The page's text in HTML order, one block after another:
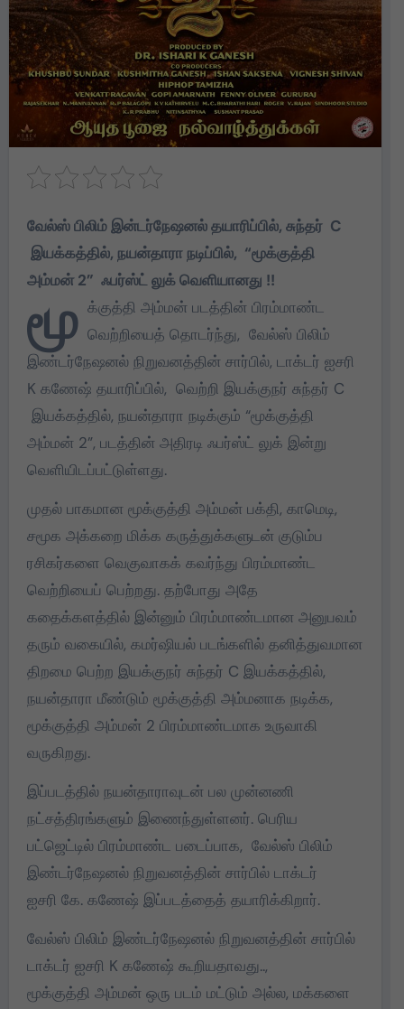
வேல்ஸ் பிலிம் இன்டர்நேஷனல் தயாரிப்பில், சுந்தர் C
இயக்கத்தில், நயன்தாரா நடிப்பில், “மூக்குத்தி
அம்மன் 2” ஃபர்ஸ்ட் லுக் வெளியானது !!
மூ க்குத்தி அம்மன் படத்தின் பிரம்மாண்ட
வெற்றியைத் தொடர்ந்து, வேல்ஸ் பிலிம்
இண்டர்நேஷனல் நிறுவனத்தின் சார்பில், டாக்டர் ஐசரி
K கணேஷ் தயாரிப்பில், வெற்றி இயக்குநர் சுந்தர் C
இயக்கத்தில், நயன்தாரா நடிக்கும் “மூக்குத்தி
அம்மன் 2”, படத்தின் அதிரடி ஃபர்ஸ்ட் லுக் இன்று
வெளியிடப்பட்டுள்ளது.
முதல் பாகமான மூக்குத்தி அம்மன் பக்தி, காமெடி,
சமூக அக்கறை மிக்க கருத்துக்களுடன் குடும்ப
ரசிகர்களை வெகுவாகக் கவர்ந்து பிரம்மாண்ட
வெற்றியைப் பெற்றது. தற்போது அதே
கதைக்களத்தில் இன்னும் பிரம்மாண்டமான அனுபவம்
தரும் வகையில், கமர்ஷியல் படங்களில் தனித்துவமான
திறமை பெற்ற இயக்குநர் சுந்தர் C இயக்கத்தில்,
நயன்தாரா மீண்டும் மூக்குத்தி அம்மனாக நடிக்க,
மூக்குத்தி அம்மன் 2 பிரம்மாண்டமாக உருவாகி
வருகிறது.
இப்படத்தில் நயன்தாராவுடன் பல முன்னணி
நட்சத்திரங்களும் இணைந்துள்ளனர். பெரிய
பட்ஜெட்டில் பிரம்மாண்ட படைப்பாக, வேல்ஸ் பிலிம்
இண்டர்நேஷனல் நிறுவனத்தின் சார்பில் டாக்டர்
ஐசரி கே. கணேஷ் இப்படத்தைத் தயாரிக்கிறார்.
வேல்ஸ் பிலிம் இண்டர்நேஷனல் நிறுவனத்தின் சார்பில்
டாக்டர் ஐசரி K கணேஷ் கூறியதாவது..,
மூக்குத்தி அம்மன் ஒரு படம் மட்டும் அல்ல, மக்களை